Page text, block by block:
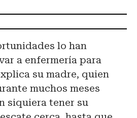
lo han
a enfermería para
su madre, quien
muchos meses
siquiera tener su